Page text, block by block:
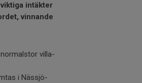
intäkter
vinnande
villa-
i Nässjö-